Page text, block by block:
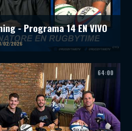
- Programa 14 EN VIVO
02/2026
64:00